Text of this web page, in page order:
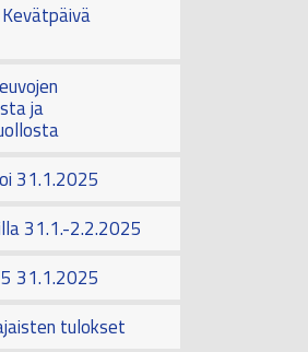
ja
31.1.2025
31.1.-2.2.2025
31.1.2025
tulokset